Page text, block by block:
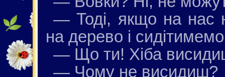
— Тоді, якщо на нас
на дерево і
— Що ти! Хіба
— Чому не висидиш?